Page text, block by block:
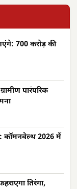
700 करोड़ की
पारंपरिक
कॉमनवेल्थ 2026 में
तिरंगा,